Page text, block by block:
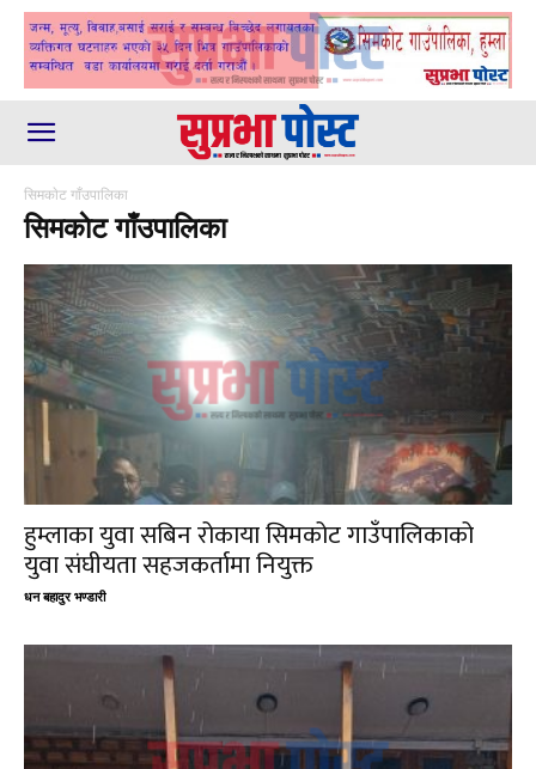
सिमकाेट गाँउपालिका
सिमकाेट गाँउपालिका
हुम्लाका युवा सबिन रोकाया सिमकोट गाउँपालिकाको
युवा संघीयता सहजकर्तामा नियुक्त
धन बहादुर भण्डारी